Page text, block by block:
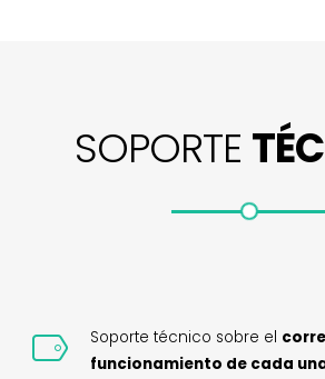
SOPORTE
Soporte técnico sobre el
funcionamiento de cada